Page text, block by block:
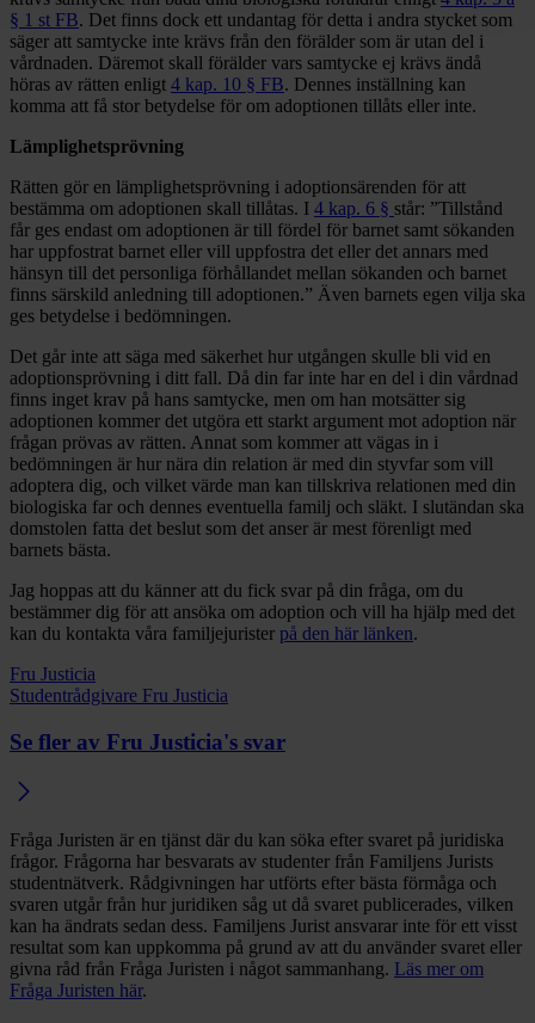
§ 1 st FB. Det finns dock ett undantag för detta i andra stycket som
säger att samtycke inte krävs från den förälder som är utan del i
vårdnaden. Däremot skall förälder vars samtycke ej krävs ändå
höras av rätten enligt 4 kap. 10 § FB. Dennes inställning kan
komma att få stor betydelse för om adoptionen tillåts eller inte.
Lämplighetsprövning
Rätten gör en lämplighetsprövning i adoptionsärenden för att
bestämma om adoptionen skall tillåtas. I 4 kap. 6 § står: ”Tillstånd
får ges endast om adoptionen är till fördel för barnet samt sökanden
har uppfostrat barnet eller vill uppfostra det eller det annars med
hänsyn till det personliga förhållandet mellan sökanden och barnet
finns särskild anledning till adoptionen.” Även barnets egen vilja ska
ges betydelse i bedömningen.
Det går inte att säga med säkerhet hur utgången skulle bli vid en
adoptionsprövning i ditt fall. Då din far inte har en del i din vårdnad
finns inget krav på hans samtycke, men om han motsätter sig
adoptionen kommer det utgöra ett starkt argument mot adoption när
frågan prövas av rätten. Annat som kommer att vägas in i
bedömningen är hur nära din relation är med din styvfar som vill
adoptera dig, och vilket värde man kan tillskriva relationen med din
biologiska far och dennes eventuella familj och släkt. I slutändan ska
domstolen fatta det beslut som det anser är mest förenligt med
barnets bästa.
Jag hoppas att du känner att du fick svar på din fråga, om du
bestämmer dig för att ansöka om adoption och vill ha hjälp med det
kan du kontakta våra familjejurister på den här länken.
Fru Justicia
Studentrådgivare Fru Justicia
Se fler av Fru Justicia's svar
Fråga Juristen är en tjänst där du kan söka efter svaret på juridiska
frågor. Frågorna har besvarats av studenter från Familjens Jurists
studentnätverk. Rådgivningen har utförts efter bästa förmåga och
svaren utgår från hur juridiken såg ut då svaret publicerades, vilken
kan ha ändrats sedan dess. Familjens Jurist ansvarar inte för ett visst
resultat som kan uppkomma på grund av att du använder svaret eller
givna råd från Fråga Juristen i något sammanhang. Läs mer om
Fråga Juristen här.